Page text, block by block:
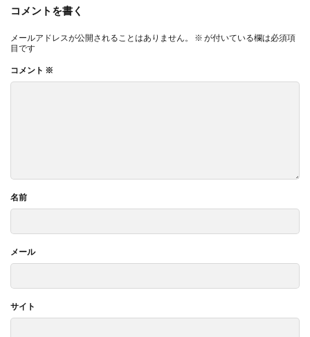
コメントを書く
メールアドレスが公開されることはありません。 ※ が付いている欄は必須項
目です
コメント ※
名前
メール
サイト